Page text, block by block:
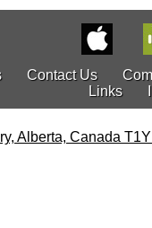
Contact Us
Links
Alberta, Canada